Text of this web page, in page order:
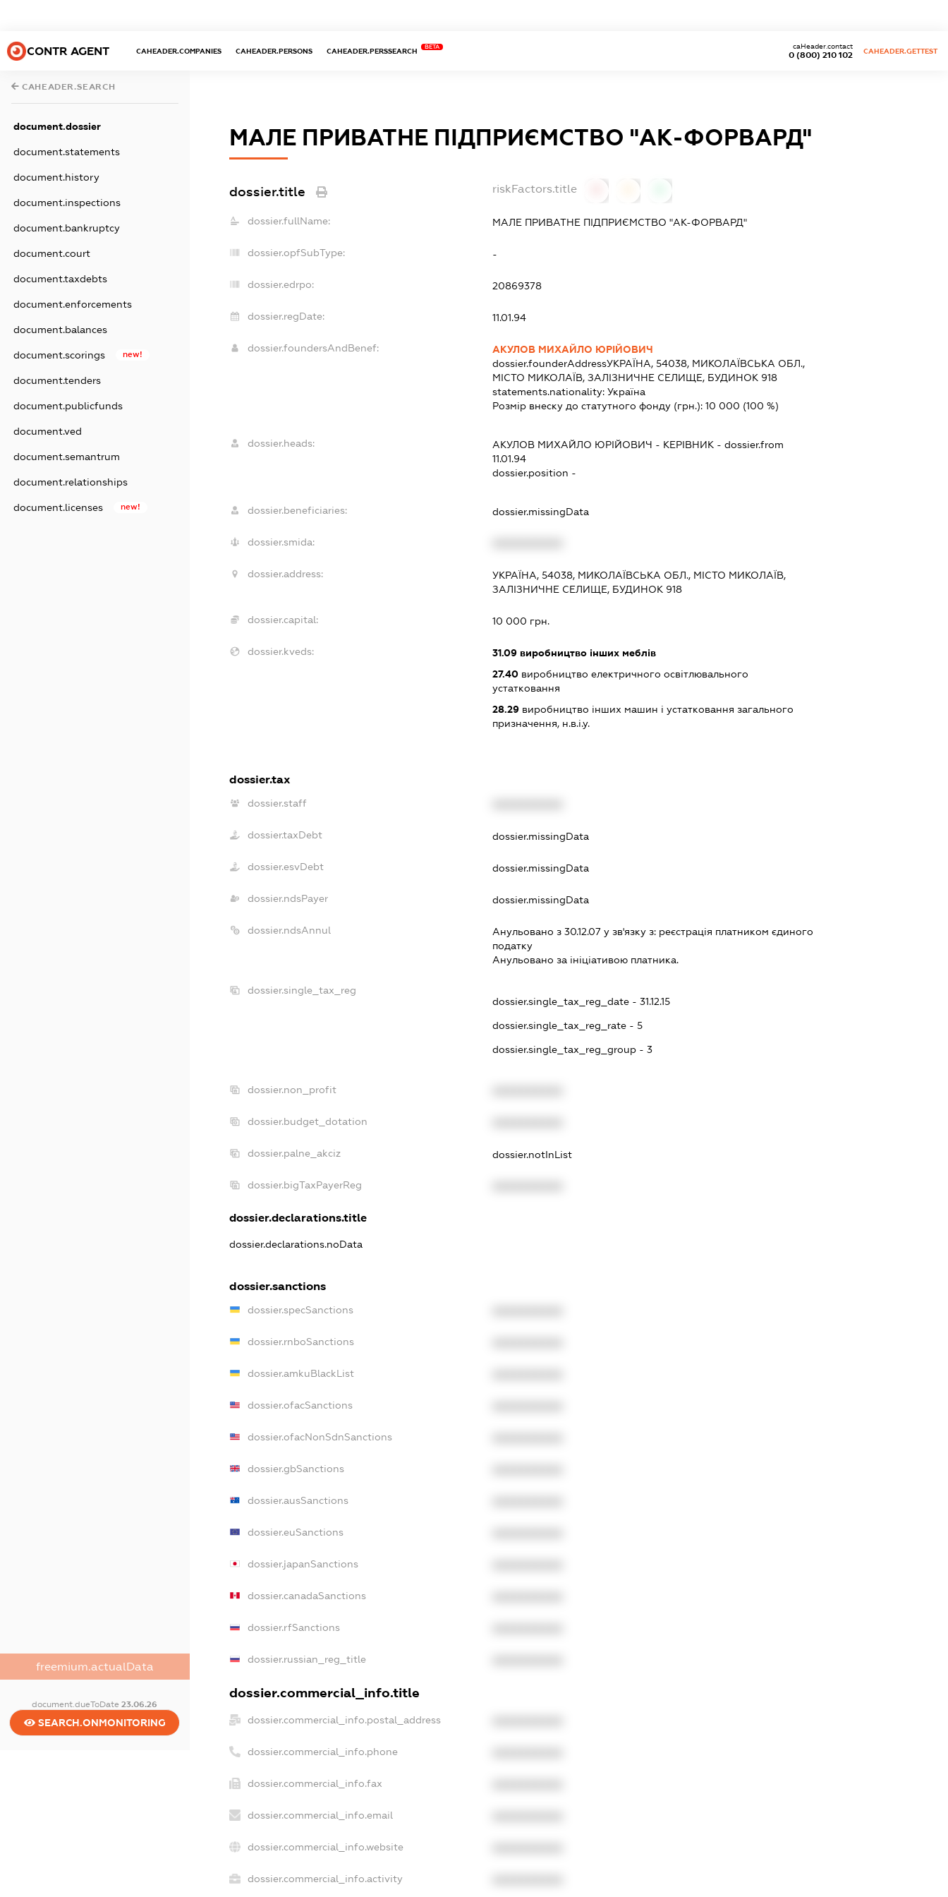
CONTR AGENT CAHEADER.COMPANIES CAHEADER.PERSONS CAHEADER.PERSSEARCH
BETA
0 (800) 210 102
caHeader.contact
CAHEADER.GETTEST
CAHEADER.SEARCH
document.dossier
document.statements
document.history
document.inspections
document.bankruptcy
document.court
document.taxdebts
document.enforcements
document.balances
document.scorings new!
document.tenders
document.publicfunds
document.ved
document.semantrum
document.relationships
document.licenses new!
freemium.actualData
document.dueToDate23.06.26
SEARCH.ONMONITORING
МАЛЕ ПРИВАТНЕ ПІДПРИЄМСТВО "АК-ФОРВАРД"
dossier.title riskFactors.title
dossier.fullName: МАЛЕ ПРИВАТНЕ ПІДПРИЄМСТВО "АК-ФОРВАРД"
dossier.opfSubType: -
dossier.edrpo: 20869378
dossier.regDate: 11.01.94
dossier.foundersAndBenef:
АКУЛОВ МИХАЙЛО ЮРІЙОВИЧ
dossier.founderAddressУКРАЇНА, 54038, МИКОЛАЇВСЬКА ОБЛ.,
МІСТО МИКОЛАЇВ, ЗАЛІЗНИЧНЕ СЕЛИЩЕ, БУДИНОК 918
statements.nationality: Україна
Розмір внеску до статутного фонду (грн.): 10 000 (100 %)
dossier.heads: АКУЛОВ МИХАЙЛО ЮРІЙОВИЧ - КЕРІВНИК - dossier.from
11.01.94
dossier.position -
dossier.beneficiaries: dossier.missingData
dossier.smida:
dossier.address:
УКРАЇНА, 54038, МИКОЛАЇВСЬКА ОБЛ., МІСТО МИКОЛАЇВ,
ЗАЛІЗНИЧНЕ СЕЛИЩЕ, БУДИНОК 918
dossier.capital: 10 000 грн.
dossier.kveds: 31.09виробництво інших меблів
27.40виробництво електричного освітлювального
устатковання
28.29виробництво інших машин і устатковання загального
призначення, н.в.і.у.
dossier.tax
dossier.staff
dossier.taxDebt dossier.missingData
dossier.esvDebt dossier.missingData
dossier.ndsPayer dossier.missingData
dossier.ndsAnnul Анульовано з 30.12.07 у зв'язку з: реєстрацiя платником єдиного
податку
Анульовано за iнiцiативою платника.
dossier.single_tax_reg
dossier.single_tax_reg_date - 31.12.15
dossier.single_tax_reg_rate - 5
dossier.single_tax_reg_group - 3
dossier.non_profit
dossier.budget_dotation
dossier.palne_akciz dossier.notInList
dossier.bigTaxPayerReg
dossier.declarations.title
dossier.declarations.noData
dossier.sanctions
dossier.specSanctions
dossier.rnboSanctions
dossier.amkuBlackList
dossier.ofacSanctions
dossier.ofacNonSdnSanctions
dossier.gbSanctions
dossier.ausSanctions
dossier.euSanctions
dossier.japanSanctions
dossier.canadaSanctions
dossier.rfSanctions
dossier.russian_reg_title
dossier.commercial_info.title
dossier.commercial_info.postal_address
dossier.commercial_info.phone
dossier.commercial_info.fax
dossier.commercial_info.email
dossier.commercial_info.website
dossier.commercial_info.activity